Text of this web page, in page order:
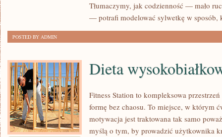
Tłumaczymy, jak codzienność — mało
— potrafi modelować sylwetkę w sposób,
POSTED BY ADMIN
Dieta
Fitness Station to kompleksowa
formę bez chaosu. To miejsce, w którym
motywacja jest traktowana tak samo
myślą o tym, by prowadzić użytkownika